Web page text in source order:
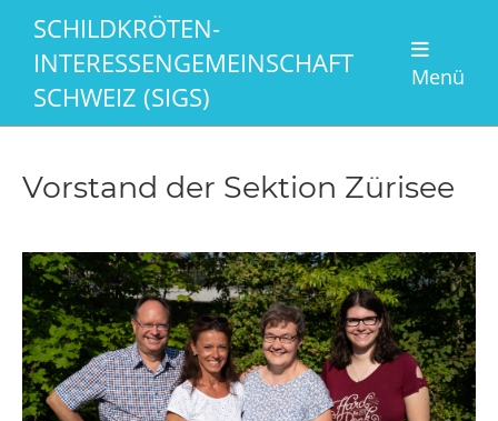
SCHILDKRÖTEN-
INTERESSENGEMEINSCHAFT
SCHWEIZ (SIGS)
Menü
Vorstand der Sektion Zürisee